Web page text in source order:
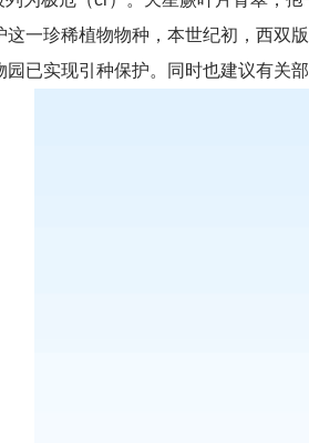
这一珍稀植物物种，本世纪初，西双
已实现引种保护。
同时也建议有关